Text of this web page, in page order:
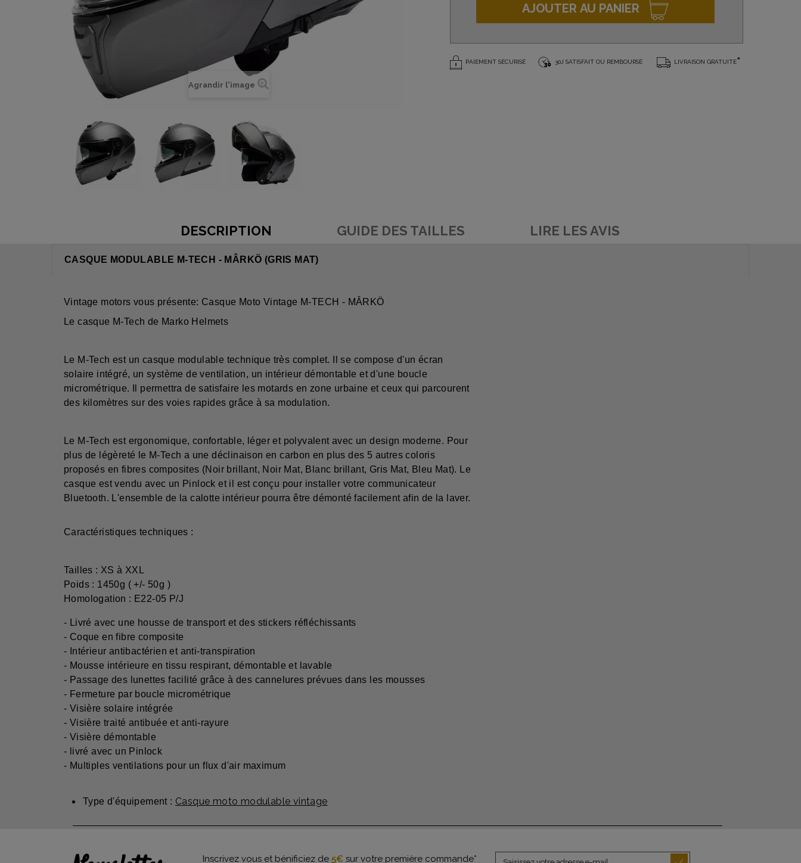
Agrandir l'image
AJOUTER AU PANIER
PAIEMENT SÉCURISÉ 30J SATISFAIT OU REMBOURSÉ LIVRAISON GRATUITE*
DESCRIPTION GUIDE DES TAILLES LIRE LES AVIS
CASQUE MODULABLE M-TECH - MÂRKÖ (GRIS MAT)
Vintage motors vous présente: Casque Moto Vintage M-TECH - MÂRKÖ
Le casque M-Tech de Marko Helmets
Le M-Tech est un casque modulable technique très complet. Il se compose d'un écran
solaire intégré, un système de ventilation, un intérieur démontable et d'une boucle
micrométrique. Il permettra de satisfaire les motards en zone urbaine et ceux qui parcourent
des kilomètres sur des voies rapides grâce à sa modulation.
Le M-Tech est ergonomique, confortable, léger et polyvalent avec un design moderne. Pour
plus de légèreté le M-Tech a une déclinaison en carbon en plus des 5 autres coloris
proposés en fibres composites (Noir brillant, Noir Mat, Blanc brillant, Gris Mat, Bleu Mat). Le
casque est vendu avec un Pinlock et il est conçu pour installer votre communicateur
Bluetooth. L'ensemble de la calotte intérieur pourra être démonté facilement afin de la laver.
Caractéristiques techniques :
Tailles : XS à XXL
Poids : 1450g ( +/- 50g )
Homologation : E22-05 P/J
- Livré avec une housse de transport et des stickers réfléchissants
- Coque en fibre composite
- Intérieur antibactérien et anti-transpiration
- Mousse intérieure en tissu respirant, démontable et lavable
- Passage des lunettes facilité grâce à des cannelures prévues dans les mousses
- Fermeture par boucle micrométrique
- Visière solaire intégrée
- Visière traité antibuée et anti-rayure
- Visière démontable
- livré avec un Pinlock
- Multiples ventilations pour un flux d'air maximum
Type d'équipement : Casque moto modulable vintage
Inscrivez vous et bénificiez de 5€ sur votre première commande*